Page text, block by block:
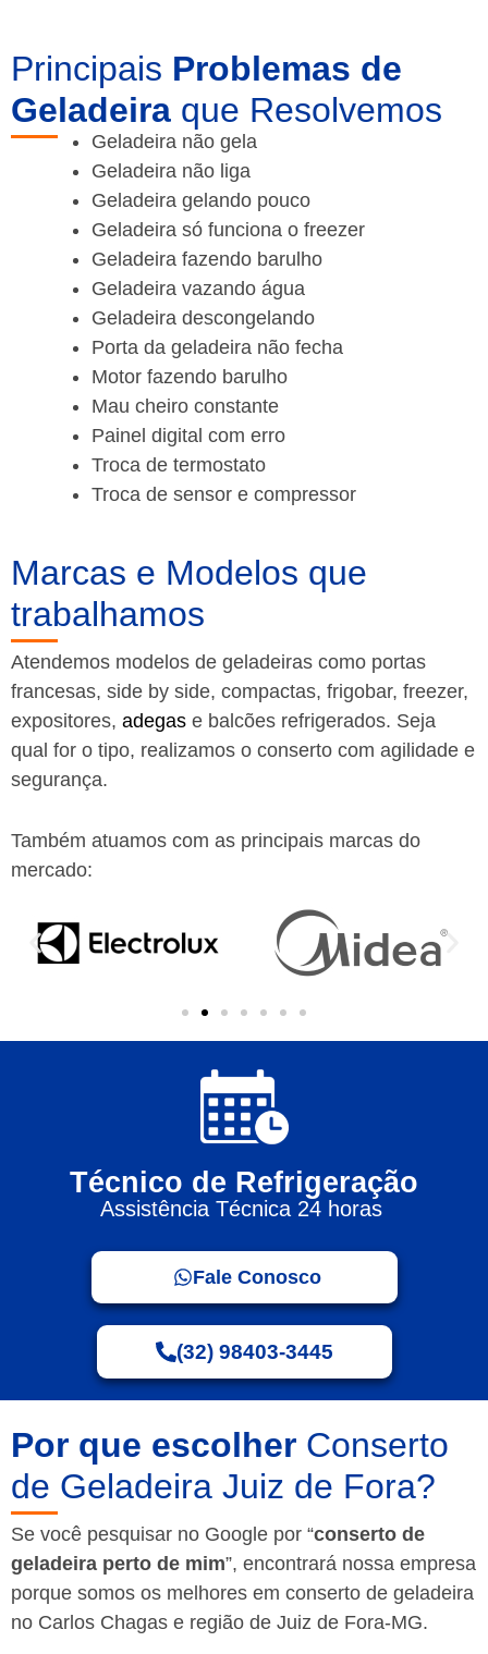
Principais Problemas de
Geladeira que Resolvemos
Geladeira não gela
Geladeira não liga
Geladeira gelando pouco
Geladeira só funciona o freezer
Geladeira fazendo barulho
Geladeira vazando água
Geladeira descongelando
Porta da geladeira não fecha
Motor fazendo barulho
Mau cheiro constante
Painel digital com erro
Troca de termostato
Troca de sensor e compressor
Marcas e Modelos que
trabalhamos
Atendemos modelos de geladeiras como portas
francesas, side by side, compactas, frigobar, freezer,
expositores, adegas e balcões refrigerados. Seja
qual for o tipo, realizamos o conserto com agilidade e
segurança.
Também atuamos com as principais marcas do
mercado:
Técnico de Refrigeração
Assistência Técnica 24 horas
Fale Conosco
(32) 98403-3445
Por que escolher Conserto
de Geladeira Juiz de Fora?
Se você pesquisar no Google por “conserto de
geladeira perto de mim”, encontrará nossa empresa
porque somos os melhores em conserto de geladeira
no Carlos Chagas e região de Juiz de Fora-MG.